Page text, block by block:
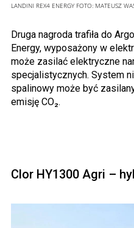
LANDINI REX4 ENERGY FOTO: MATEUSZ
Druga nagroda trafiła do
Energy, wyposażony w
może zasilać elektryczne
specjalistycznych. System
spalinowy może być
emisję CO₂.
Clor HY1300 Agri –